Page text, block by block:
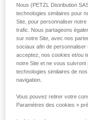
Nous (PETZL Distribution
technologies similaires pour
Site, pour personnaliser
trafic. Nous partageons
sur notre Site, avec nos
sociaux afin de
acceptez, nos cookies et/ou
notre Site et ne vous
technologies similaires de
navigation.
Vous pouvez retirer votre
Paramètres des cookies »